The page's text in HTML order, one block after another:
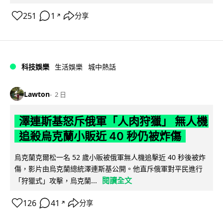
251 1 ↗ 分享
科技娛樂 生活娛樂 城中熱話
Lawton 2 日
澤連斯基怒斥俄軍「人肉狩獵」 無人機
追殺烏克蘭小販近 40 秒仍被炸傷
烏克蘭克爾松一名 52 歲小販被俄軍無人機追擊近 40 秒後被炸
傷，影片由烏克蘭總統澤連斯基公開。他直斥俄軍對平民進行
「狩獵式」攻擊，烏克蘭...
閱讀全文
126 41 ↗ 分享